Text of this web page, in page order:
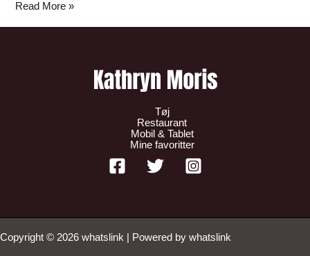
Read More »
Tøj
Restaurant
Mobil & Tablet
Mine favoritter
Copyright © 2026 whatslink | Powered by whatslink